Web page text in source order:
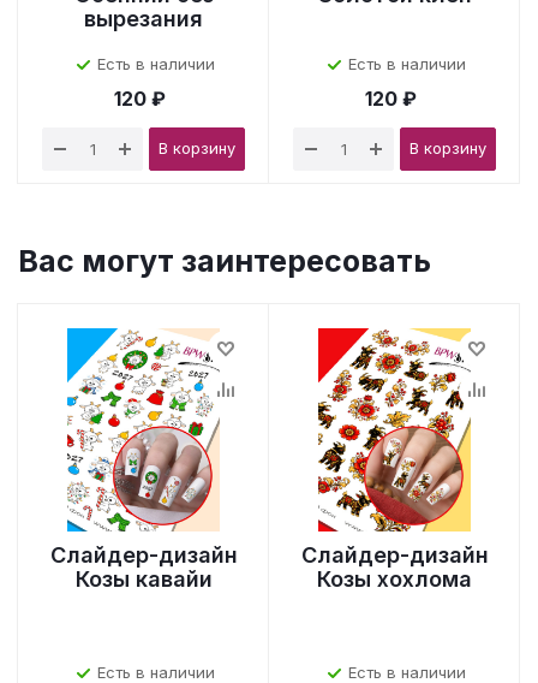
вырезания
Есть в наличии
120 ₽
В корзину
Есть в наличии
120 ₽
В корзину
Вас могут заинтересовать
Слайдер-дизайн
Козы кавайи
Есть в наличии
Слайдер-дизайн
Козы хохлома
Есть в наличии